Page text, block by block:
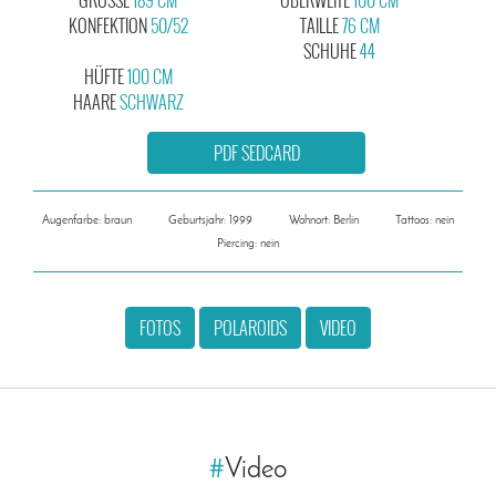
KONFEKTION50/52
TAILLE76 CM
SCHUHE44
HÜFTE100 CM
HAARESCHWARZ
PDF SEDCARD
Augenfarbe: braun Geburtsjahr: 1999 Wohnort: Berlin
Tattoos: nein
Piercing: nein
FOTOS POLAROIDS VIDEO
#Video